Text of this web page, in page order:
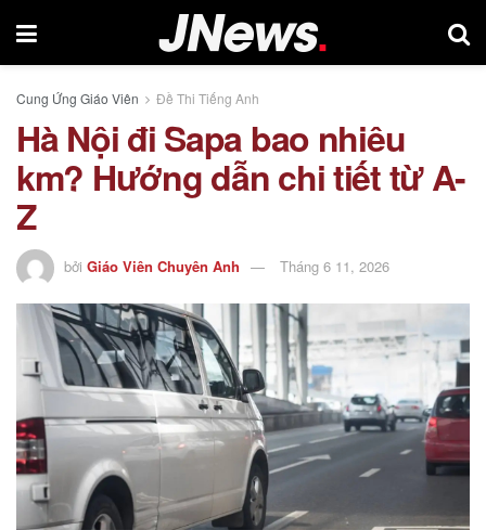
Cung Ứng Giáo Viên Đề Thi Tiếng Anh
Hà Nội đi Sapa bao nhiêu
km? Hướng dẫn chi tiết từ A-
Z
bởi Giáo Viên Chuyên Anh Tháng 6 11, 2026